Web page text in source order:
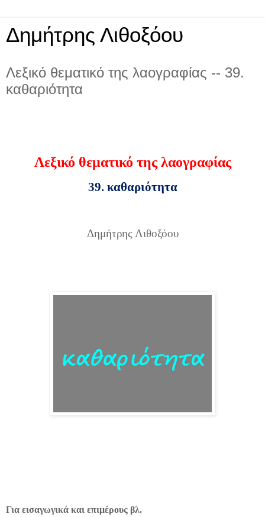
Δημήτρης Λιθοξόου
Λεξικό θεματικό της λαογραφίας -- 39.
καθαριότητα
Λεξικό θεματικό της λαογραφίας
39. καθαριότητα
Δημήτρης Λιθοξόου
Για εισαγωγικά και επιμέρους βλ.